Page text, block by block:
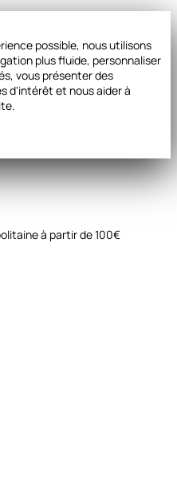
possible, nous utilisons
plus fluide, personnaliser
vous présenter des
d'intérêt et nous aider à
à partir de 100€